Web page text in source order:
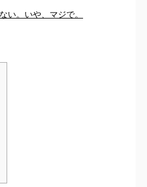
い。いや、マジで。